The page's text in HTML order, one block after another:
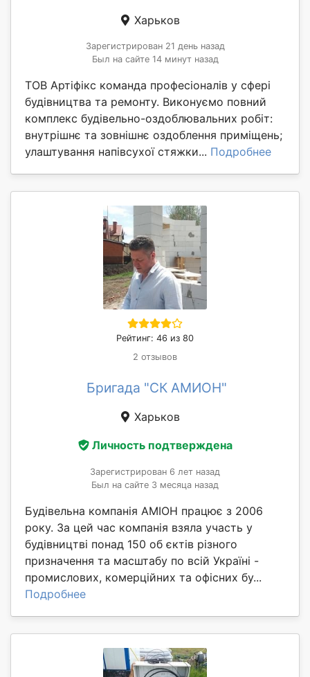
Харьков
Зарегистрирован 21 день назад
Был на сайте 14 минут назад
ТОВ Артіфікс команда професіоналів у сфері
будівництва та ремонту. Виконуємо повний
комплекс будівельно-оздоблювальних робіт:
внутрішнє та зовнішнє оздоблення приміщень;
улаштування напівсухої стяжки... Подробнее
Рейтинг: 46 из 80
2 отзывов
Бригада "СК АМИОН"
Харьков
Личность подтверждена
Зарегистрирован 6 лет назад
Был на сайте 3 месяца назад
Будівельна компанія АМІОН працює з 2006
року. За цей час компанія взяла участь у
будівництві понад 150 об єктів різного
призначення та масштабу по всій Україні -
промислових, комерційних та офісних бу...
Подробнее